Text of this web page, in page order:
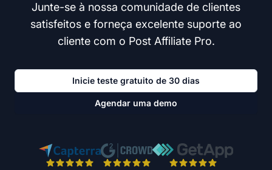
Junte-se à nossa comunidade de clientes
satisfeitos e forneça excelente suporte ao
cliente com o Post Affiliate Pro.
Inicie teste gratuito de 30 dias
Agendar uma demo